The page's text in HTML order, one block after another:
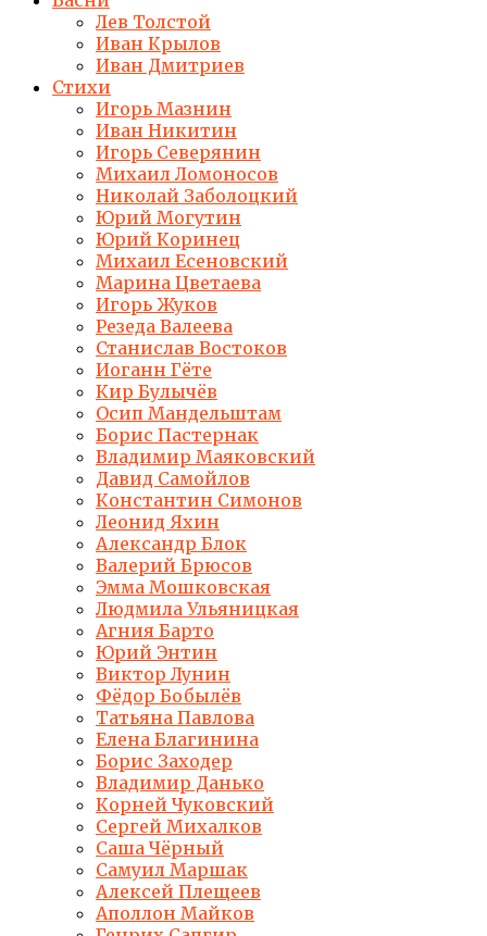
Лев Толстой
Иван Крылов
Иван Дмитриев
Стихи
Игорь Мазнин
Иван Никитин
Игорь Северянин
Михаил Ломоносов
Николай Заболоцкий
Юрий Могутин
Юрий Коринец
Михаил Есеновский
Марина Цветаева
Игорь Жуков
Резеда Валеева
Станислав Востоков
Иоганн Гёте
Кир Булычёв
Осип Мандельштам
Борис Пастернак
Владимир Маяковский
Давид Самойлов
Константин Симонов
Леонид Яхин
Александр Блок
Валерий Брюсов
Эмма Мошковская
Людмила Ульяницкая
Агния Барто
Юрий Энтин
Виктор Лунин
Фёдор Бобылёв
Татьяна Павлова
Елена Благинина
Борис Заходер
Владимир Данько
Корней Чуковский
Сергей Михалков
Саша Чёрный
Самуил Маршак
Алексей Плещеев
Аполлон Майков